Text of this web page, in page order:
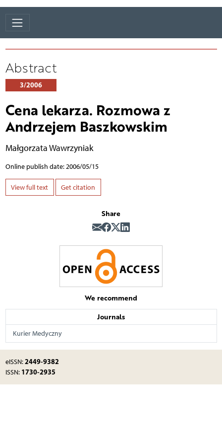
Abstract
3/2006
Cena lekarza. Rozmowa z
Andrzejem Baszkowskim
Małgorzata Wawrzyniak
Online publish date: 2006/05/15
View full text Get citation
Share
We recommend
Journals
Kurier Medyczny
eISSN:2449-9382
ISSN: 1730-2935